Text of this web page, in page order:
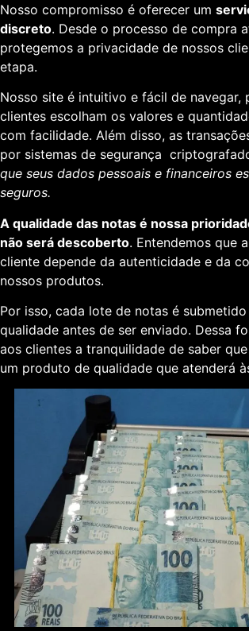
Nosso compromisso é oferecer um
discreto. Desde o processo de compra
protegemos a privacidade de nossos
etapa.
Nosso site é intuitivo e fácil de navegar,
clientes escolham os valores e
com facilidade. Além disso, as
por sistemas de segurança
que seus dados pessoais e financeiros
seguros.
A qualidade das notas é nossa
não será descoberto. Entendemos que
cliente depende da autenticidade e da
nossos produtos.
Por isso, cada lote de notas é
qualidade antes de ser enviado. Dessa
aos clientes a tranquilidade de saber
um produto de qualidade que atenderá